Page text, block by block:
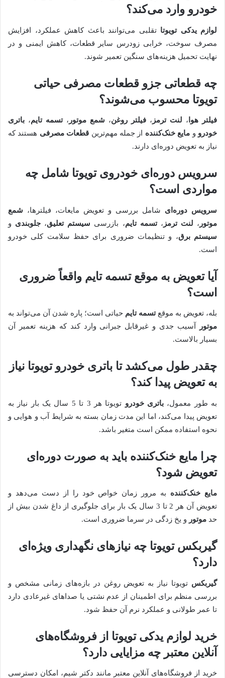
خودرو وارد می‌کند؟
لوازم یدکی تویوتا تقلبی می‌توانند باعث کاهش عملکرد، افزایش
مصرف سوخت، خرابی زودرس سایر قطعات، کاهش ایمنی و در
نهایت تحمیل هزینه‌های سنگین تعمیر شوند.
چه قطعاتی جزو قطعات مصرفی حیاتی
تویوتا محسوب می‌شوند؟
فیلتر هوا ، لنت ترمز ، فیلتر روغن، شمع موتور ،تسمه تایم، باتری
خودرو و مایع خنک‌کننده از جمله مهم‌ترین قطعات مصرفی هستند که
نیاز به تعویض دوره‌ای دارند.
سرویس دوره‌ای خودروی تویوتا شامل چه
مواردی است؟
سرویس دوره‌ای شامل بررسی و تعویض مایعات، فیلترها، شمع
موتور ، لنت ترمز ،تسمه تایم، بازرسی سیستم تعلیق، جلوبندی و
سیستم برق، و تنظیمات ضروری برای حفظ سلامت کلی خودرو
است.
آیا تعویض به موقعتسمه تایم واقعاً ضروری
است؟
بله، تعویض به موقعتسمه تایم حیاتی است؛ پاره شدن آن می‌تواند به
موتور
آسیب جدی و غیرقابل جبرانی وارد کند که هزینه تعمیر آن
بسیار بالاست.
چقدر طول می‌کشد تا باتری خودرو تویوتا نیاز
به تعویض پیدا کند؟
به طور معمول،باتری خودرو
تویوتا هر 3 تا 5 سال یک بار نیاز به
تعویض پیدا می‌کند، اما این مدت زمان بسته به شرایط آب و هوایی و
نحوه استفاده ممکن است متغیر باشد.
چرا مایع خنک‌کننده باید به صورت دوره‌ای
تعویض شود؟
مایع خنک‌کننده به مرور زمان خواص خود را از دست می‌دهد و
تعویض آن هر 2 تا 3 سال یک بار برای جلوگیری از داغ شدن بیش از
حد موتور و یخ زدگی در سرما ضروری است.
گیربکس تویوتا چه نیازهای نگهداری ویژه‌ای
دارد؟
گیربکس تویوتا نیاز به تعویض روغن در بازه‌های زمانی مشخص و
بررسی منظم برای اطمینان از عدم نشتی یا صداهای غیرعادی دارد
تا عمر طولانی و عملکرد نرم آن حفظ شود.
خرید لوازم یدکی تویوتا از فروشگاه‌های
آنلاین معتبر چه مزایایی دارد؟
خرید از فروشگاه‌های آنلاین معتبر مانند دکتر شیم، امکان دسترسی